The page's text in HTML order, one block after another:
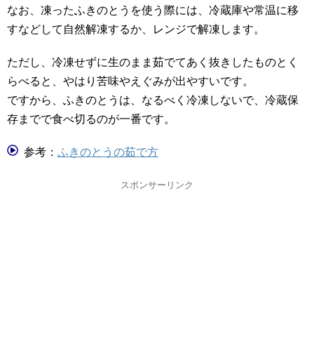
なお、凍ったふきのとうを使う際には、冷蔵庫や常温に移
すなどして自然解凍するか、レンジで解凍します。
ただし、冷凍せずに生のまま茹でてあく抜きしたものとく
らべると、やはり苦味やえぐみが出やすいです。
ですから、ふきのとうは、なるべく冷凍しないで、冷蔵保
存までで食べ切るのが一番です。
参考： ふきのとうの茹で方
スポンサーリンク